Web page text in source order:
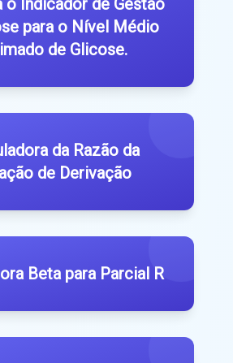
para o Nível Médio
de Glicose.
da Razão da
de Derivação
Beta para Parcial R